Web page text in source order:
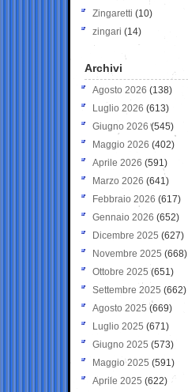
Zingaretti (10)
zingari (14)
Archivi
Agosto 2026 (138)
Luglio 2026 (613)
Giugno 2026 (545)
Maggio 2026 (402)
Aprile 2026 (591)
Marzo 2026 (641)
Febbraio 2026 (617)
Gennaio 2026 (652)
Dicembre 2025 (627)
Novembre 2025 (668)
Ottobre 2025 (651)
Settembre 2025 (662)
Agosto 2025 (669)
Luglio 2025 (671)
Giugno 2025 (573)
Maggio 2025 (591)
Aprile 2025 (622)